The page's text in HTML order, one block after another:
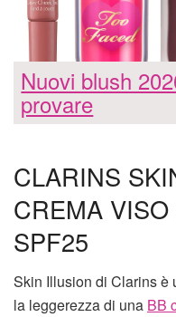
Nuovi blush
provare
CLARINS
CREMA VISO
SPF25
Skin Illusion di Clarins è
la leggerezza di una BB